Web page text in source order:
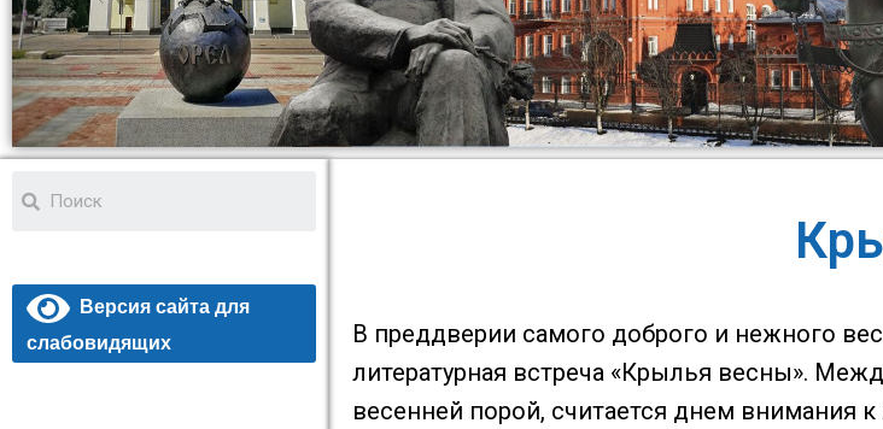
Версия сайта для
слабовидящих
В преддверии самого доброго и нежного
литературная встреча «Крылья весны».
весенней порой, считается днем внимания